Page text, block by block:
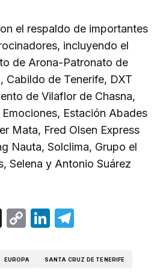
el respaldo de importantes
incluyendo el
de Arona-Patronato de
Cabildo de Tenerife, DXT
de Vilaflor de Chasna,
Estación Abades
Mata, Fred Olsen Express
Nauta, Solclima, Grupo el
Selena y Antonio Suárez
X
CopyLinkedIn
EUROPA SANTA CRUZ DE TENERIFE